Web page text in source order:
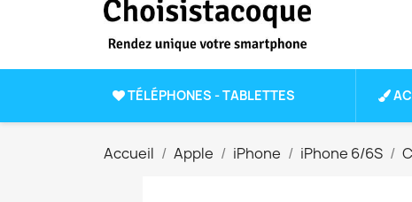
TÉLÉPHONES - TABLETTES
Accueil Apple iPhone iPhone 6/6S